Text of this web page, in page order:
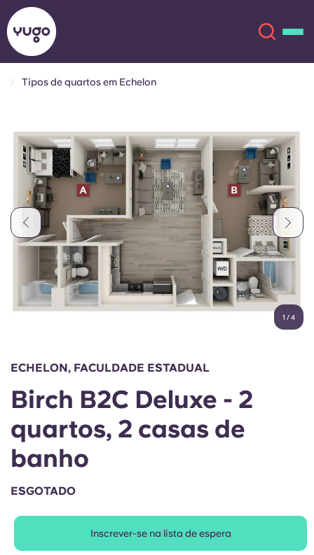
Localizações
Mais
Conta Língua
Chinese
Español
Deutsch
English (US)
Chinese Español
Català Deutsch
Italian French
Portuguese
Tipos de quartos em Echelon
1 /4
ECHELON, FACULDADE ESTADUAL
Birch B2C Deluxe - 2
quartos, 2 casas de
banho
ESGOTADO
Inscrever-se na lista de espera